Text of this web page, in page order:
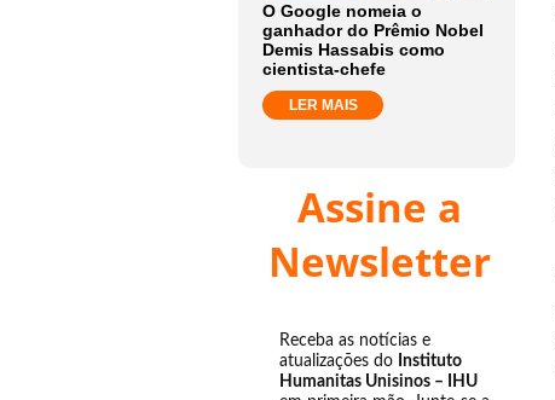
O Google nomeia o
ganhador do Prêmio Nobel
Demis Hassabis como
cientista-chefe
LER MAIS
Assine a
Newsletter
Receba as notícias e
atualizações do Instituto
Humanitas Unisinos – IHU